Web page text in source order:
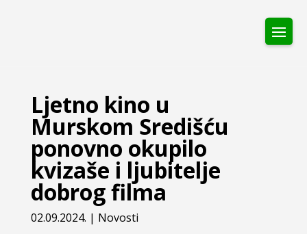
Ljetno kino u
Murskom Središću
ponovno okupilo
kvizaše i ljubitelje
dobrog filma
02.09.2024. | Novosti